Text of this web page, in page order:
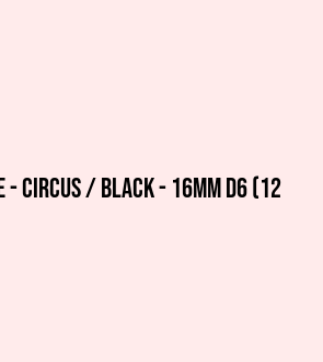
- Circus / black - 16mm d6 (12